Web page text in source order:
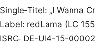
Single-Titel: „I Wanna
Label: redLama (LC
ISRC: DE-UI4-15-00002